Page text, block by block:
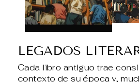
LEGADOS
Cada libro antiguo trae
contexto de su época y,